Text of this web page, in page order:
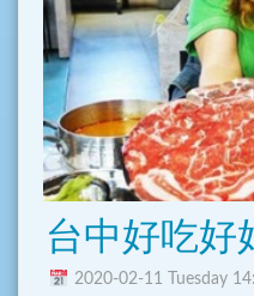
甚至，在網路上樂於潛
號召數十萬的人民，一
你感受到了嗎？
這些不可思議的熱情，
2020-02-11 Tuesday